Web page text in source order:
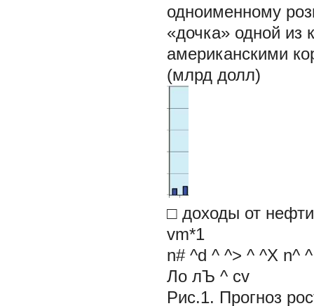
одноименному
«дочка» одной из
американскими
(млрд долл)
□ доходы от
vm*1
n# ^d ^ ^> ^ ^X n^
Ло лЪ ^ cv
Рис.1. Прогноз